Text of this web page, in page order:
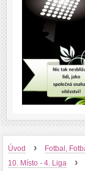
Úvod › Fotbal,
10. Místo - 4. Liga
›